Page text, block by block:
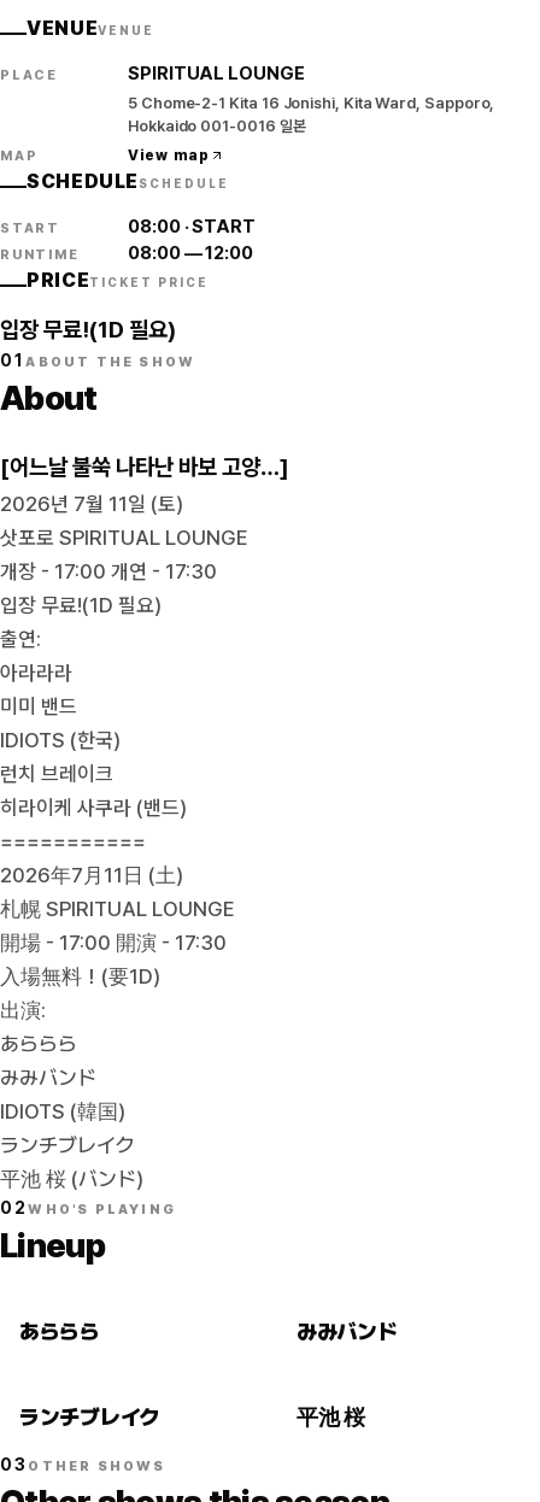
VENUEVENUE
PLACE SPIRITUAL LOUNGE
5 Chome-2-1 Kita 16 Jonishi, Kita Ward, Sapporo,
Hokkaido 001-0016 일본
MAP View map
SCHEDULE SCHEDULE
START 08:00·START
RUNTIME 08:00—12:00
PRICETICKET PRICE
입장 무료!(1D 필요)
01ABOUT THE SHOW
About
[어느날 불쑥 나타난 바보 고양…]
2026년 7월 11일 (토)
삿포로 SPIRITUAL LOUNGE
개장 - 17:00 개연 - 17:30
입장 무료!(1D 필요)
출연:
아라라라
미미 밴드
IDIOTS (한국)
런치 브레이크
히라이케 사쿠라 (밴드)
===========
2026年7月11日 (土)
札幌 SPIRITUAL LOUNGE
開場 - 17:00 開演 - 17:30
入場無料！(要1D)
出演:
あららら
みみバンド
IDIOTS (韓国)
ランチブレイク
平池 桜 (バンド)
02WHO'S PLAYING
Lineup
あららら みみバンド
ランチブレイク 平池 桜
03 OTHER SHOWS